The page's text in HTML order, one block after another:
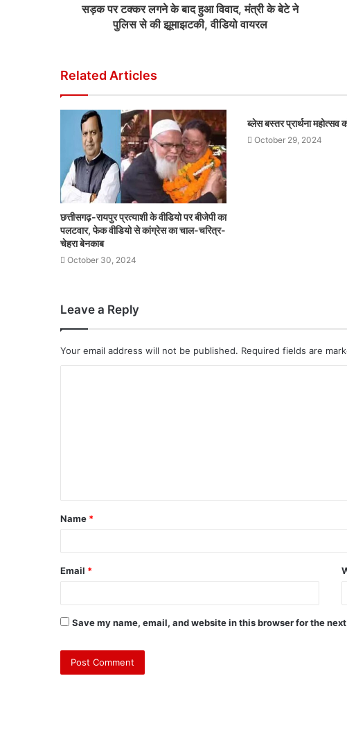
सड़क पर टक्कर लगने के बाद हुआ विवाद, मंत्री के बेटे ने
पुलिस से की झूमाझटकी, वीडियो वायरल
Related Articles
छत्तीसगढ़-रायपुर प्रत्याशी के वीडियो पर बीजेपी का
पलटवार, फेक वीडियो से कांग्रेस का चाल-चरित्र-
चेहरा बेनकाब
October 30, 2024
ब्लेस बस्तर प्रार्थना महोत्सव
October 29, 2024
Leave a Reply
Your email address will not be published. Required fields are
Name *
Email *
Save my name, email, and website in this browser for the